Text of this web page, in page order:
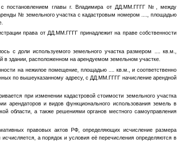
постановлением главы г. Владимира от ДД.ММ.ГГГГ №
, между
№ земельного участка с кадастровым номером
, площадью
права от ДД.ММ.ГГГГ принадлежит на праве собственности
с доли используемого земельного участка размером
кв.м.,
здании, расположенном на арендуемом земельном участке.
на нежилое помещение, площадью
кв.м., и соответственно
по вышеуказанному адресу, с ДД.ММ.ГГГГ начисление арендной
при изменении кадастровой стоимости земельного участка
арендаторов и видов функционального использования земель в
области, а также решениями органов местного самоуправления
правовых актов РФ, определяющих исчисление размера
а порядок и условия её перечисления определяются в